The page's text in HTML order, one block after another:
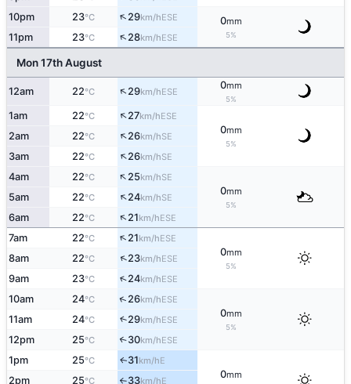
10pm 23°C ↑29km/hESE 0mm
5%
11pm 23°C ↑28km/hESE
Mon 17th August
12am 22°C ↑29km/hESE
0mm
5%
1am 22°C ↑27km/hESE
0mm
5%
2am 22°C ↑26km/hSE
3am 22°C ↑26km/hSE
4am 22°C ↑25km/hSE
0mm
5%
5am 22°C ↑24km/hSE
6am 22°C ↑21km/hESE
7am 22°C ↑21km/hESE
0mm
5%
8am 22°C ↑23km/hESE
9am 23°C ↑24km/hESE
10am 24°C ↑26km/hESE
0mm
5%
11am 24°C ↑29km/hESE
12pm 25°C ↑30km/hESE
1pm 25°C ↑31km/hE
0mm
2pm 25°C ↑33km/hE